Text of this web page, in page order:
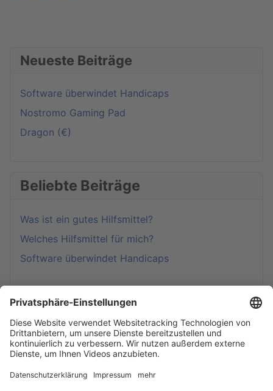
Computer steuern (UK, AAC)
Spielen & Lernen
Neueste Beiträge
Software überwindet Handicaps
Nostromo Gaming Pad
Dragon (€)
Beliebte Beiträge
Was ist ein gutes Hilfsmittel?
Welches Hilfsmittel für mich?
Software überwindet Handicaps